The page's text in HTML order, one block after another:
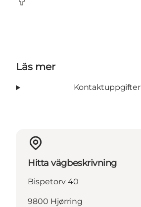
Facebook
Läs mer
Kontaktuppgifter
Hitta vägbeskrivning
Bispetorv 40
9800 Hjørring